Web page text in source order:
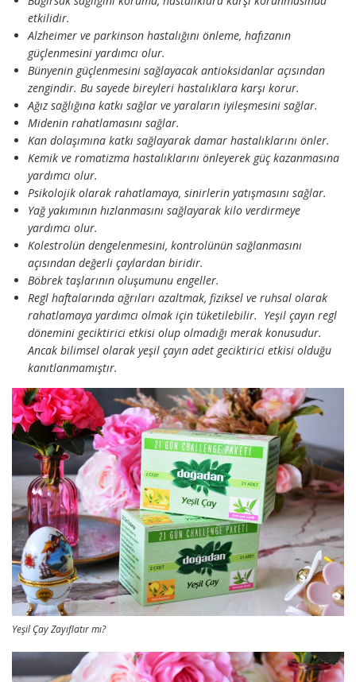
etkilidir.
Alzheimer ve parkinson hastalığını önleme, hafızanın
güçlenmesini yardımcı olur.
Bünyenin güçlenmesini sağlayacak antioksidanlar açısından
zengindir. Bu sayede bireyleri hastalıklara karşı korur.
Ağız sağlığına katkı sağlar ve yaraların iyileşmesini sağlar.
Midenin rahatlamasını sağlar.
Kan dolaşımına katkı sağlayarak damar hastalıklarını önler.
Kemik ve romatizma hastalıklarını önleyerek güç kazanmasına
yardımcı olur.
Psikolojik olarak rahatlamaya, sinirlerin yatışmasını sağlar.
Yağ yakımının hızlanmasını sağlayarak kilo verdirmeye
yardımcı olur.
Kolestrolün dengelenmesini, kontrolünün sağlanmasını
açısından değerli çaylardan biridir.
Böbrek taşlarının oluşumunu engeller.
Regl haftalarında ağrıları azaltmak, fiziksel ve ruhsal olarak
rahatlamaya yardımcı olmak için tüketilebilir. Yeşil çayın regl
dönemini geciktirici etkisi olup olmadığı merak konusudur.
Ancak bilimsel olarak yeşil çayın adet geciktirici etkisi olduğu
kanıtlanmamıştır.
Yeşil Çay Zayıflatır mı?